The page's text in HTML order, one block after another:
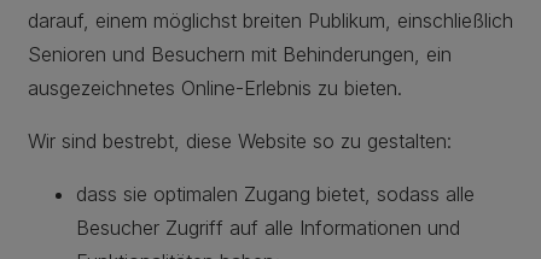
darauf, einem möglichst breiten Publikum, einschließlich
Senioren und Besuchern mit Behinderungen, ein
ausgezeichnetes Online-Erlebnis zu bieten.
Wir sind bestrebt, diese Website so zu gestalten:
dass sie optimalen Zugang bietet, sodass alle
Besucher Zugriff auf alle Informationen und